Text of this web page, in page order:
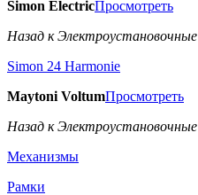
Simon ElectricПросмотреть
Назад к Электроустановочные
Simon 24 Harmonie
Maytoni VoltumПросмотреть
Назад к Электроустановочные
Механизмы
Рамки